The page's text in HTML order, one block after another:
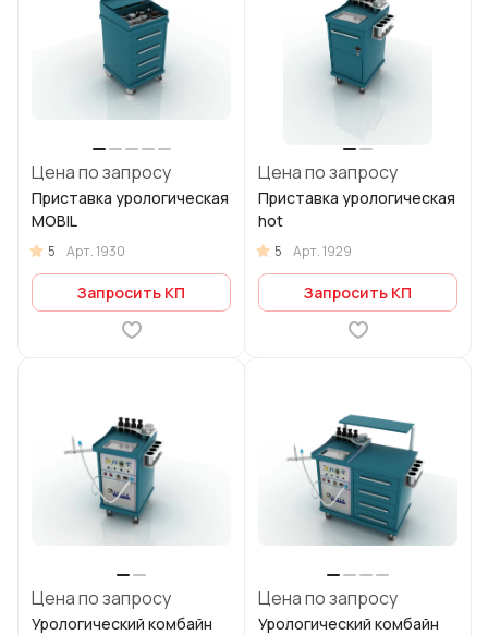
Цена по запросу
Приставка урологическая
MOBIL
5 Арт.1930
Запросить КП
Цена по запросу
Приставка урологическая
hot
5 Арт.1929
Запросить КП
Цена по запросу
Урологический комбайн
Цена по запросу
Урологический комбайн